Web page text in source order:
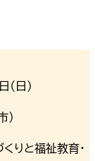
日）
）
りと福祉教育・